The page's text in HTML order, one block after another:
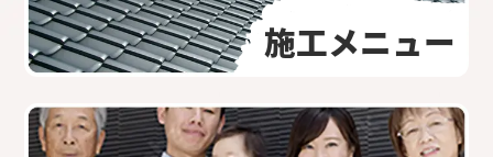
施工メニュー